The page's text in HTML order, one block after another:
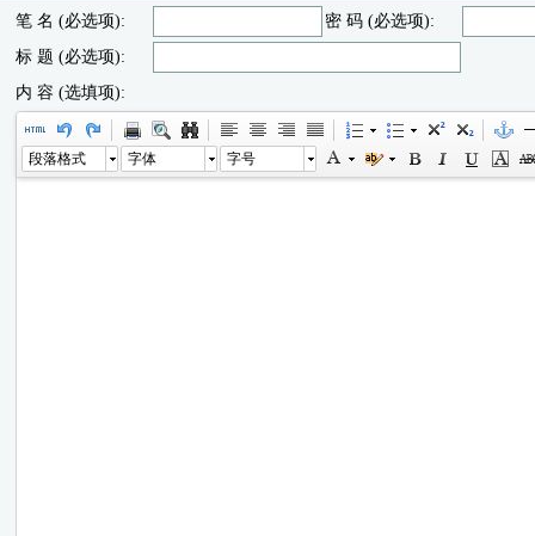
笔 名 (必选项):
密 码 (必选项):
标 题 (必选项):
内 容 (选填项):
段落格式 字体 字号